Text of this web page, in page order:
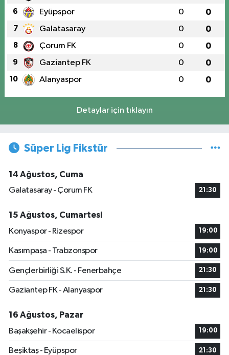
6 Eyüpspor 0 0
7 Galatasaray 0 0
8 Çorum FK 0 0
9 Gaziantep FK 0 0
10 Alanyaspor 0 0
Detaylar için tıklayın
Süper Lig Fikstür
14 Ağustos, Cuma
Galatasaray - Çorum FK
21:30
15 Ağustos, Cumartesi
Konyaspor - Rizespor
19:00
Kasımpaşa - Trabzonspor 19:00
Gençlerbirliği S.K. - Fenerbahçe 21:30
Gaziantep FK - Alanyaspor 21:30
16 Ağustos, Pazar
Başakşehir - Kocaelispor
19:00
Beşiktaş - Eyüpspor 21:30